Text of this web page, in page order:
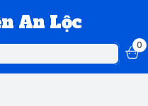
An Lộc
0